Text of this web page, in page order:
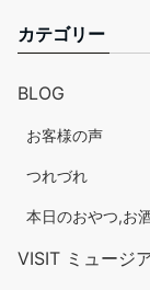
カテゴリー
BLOG
お客様の声
つれづれ
本日のおやつ,お
VISIT ミュージ